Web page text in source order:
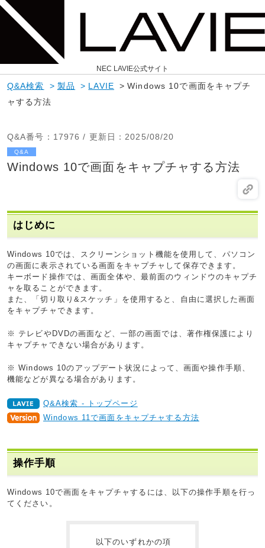
NEC LAVIE公式サイト
Q&A検索 > 製品 > LAVIE > Windows 10で画面をキャプチ
ャする方法
Q&A番号 ：17976 / 更新日 ：2025/08/20
Q&A
Windows 10で画面をキャプチャする方法
はじめに
Windows 10では、スクリーンショット機能を使用して、パソコン
の画面に表示されている画面をキャプチャして保存できます。
キーボード操作では、画面全体や、最前面のウィンドウのキャプチ
ャを取ることができます。
また、「切り取り&スケッチ」を使用すると、自由に選択した画面
をキャプチャできます。
※ テレビやDVDの画面など、一部の画面では、著作権保護により
キャプチャできない場合があります。
※ Windows 10のアップデート状況によって、画面や操作手順、
機能などが異なる場合があります。
Q&A検索 - トップページ
Windows 11で画面をキャプチャする方法
操作手順
Windows 10で画面をキャプチャするには、以下の操作手順を行っ
てください。
以下のいずれかの項